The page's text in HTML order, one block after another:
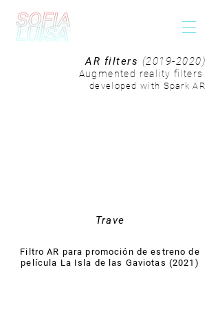
AR filters (2019-2020)
Augmented reality filters
developed with Spark AR
Trave
Filtro AR para promoción de estreno de
película La Isla de las Gaviotas (2021)